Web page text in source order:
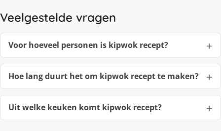
Veelgestelde vragen
Voor hoeveel personen is kipwok recept?
Hoe lang duurt het om kipwok recept te maken?
Uit welke keuken komt kipwok recept?